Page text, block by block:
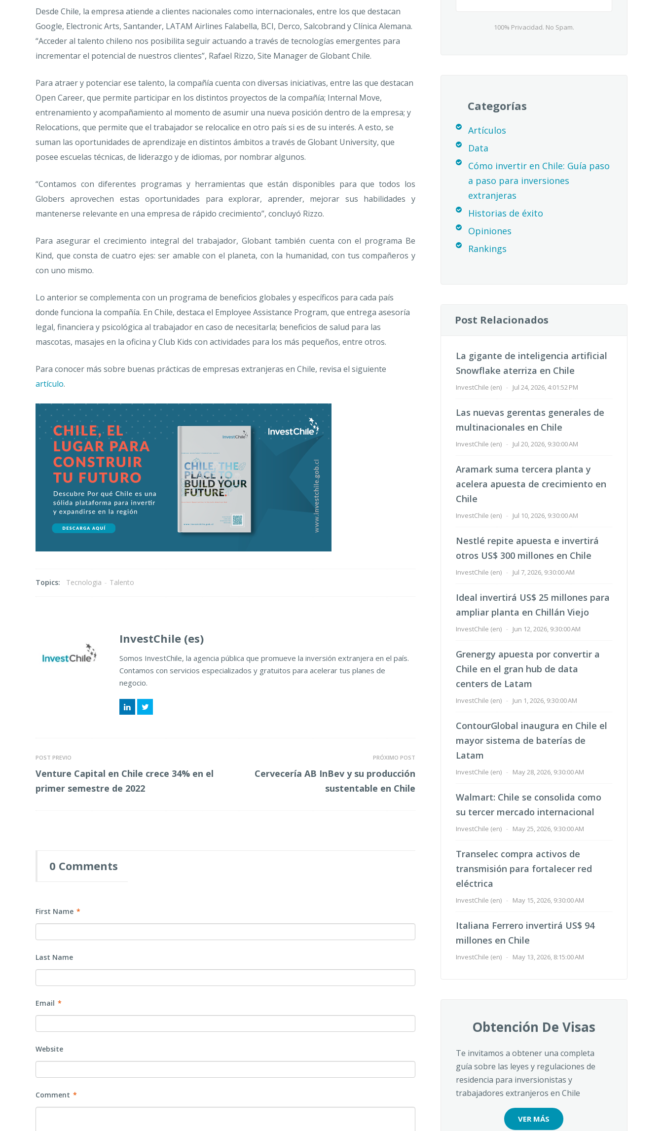
Desde Chile, la empresa atiende a clientes nacionales como internacionales, entre los que destacan
Google, Electronic Arts, Santander, LATAM Airlines Falabella, BCI, Derco, Salcobrand y Clínica Alemana.
“Acceder al talento chileno nos posibilita seguir actuando a través de tecnologías emergentes para
incrementar el potencial de nuestros clientes”, Rafael Rizzo, Site Manager de Globant Chile.
Para atraer y potenciar ese talento, la compañía cuenta con diversas iniciativas, entre las que destacan
Open Career, que permite participar en los distintos proyectos de la compañía; Internal Move,
entrenamiento y acompañamiento al momento de asumir una nueva posición dentro de la empresa; y
Relocations, que permite que el trabajador se relocalice en otro país si es de su interés. A esto, se
suman las oportunidades de aprendizaje en distintos ámbitos a través de Globant University, que
posee escuelas técnicas, de liderazgo y de idiomas, por nombrar algunos.
“Contamos con diferentes programas y herramientas que están disponibles para que todos los
Globers aprovechen estas oportunidades para explorar, aprender, mejorar sus habilidades y
mantenerse relevante en una empresa de rápido crecimiento”, concluyó Rizzo.
Para asegurar el crecimiento integral del trabajador, Globant también cuenta con el programa Be
Kind, que consta de cuatro ejes: ser amable con el planeta, con la humanidad, con tus compañeros y
con uno mismo.
Lo anterior se complementa con un programa de beneficios globales y específicos para cada país
donde funciona la compañía. En Chile, destaca el Employee Assistance Program, que entrega asesoría
legal, financiera y psicológica al trabajador en caso de necesitarla; beneficios de salud para las
mascotas, masajes en la oficina y Club Kids con actividades para los más pequeños, entre otros.
Para conocer más sobre buenas prácticas de empresas extranjeras en Chile, revisa el siguiente
artículo.
Topics: Tecnologia - Talento
InvestChile (es)
Somos InvestChile, la agencia pública que promueve la inversión extranjera en el país.
Contamos con servicios especializados y gratuitos para acelerar tus planes de
negocio.
POST PREVIO
Venture Capital en Chile crece 34% en el
primer semestre de 2022
PRÓXIMO POST
Cervecería AB InBev y su producción
sustentable en Chile
0 Comments
First Name *
Last Name
Email *
Website
Comment *
100% Privacidad. No Spam.
Categorías
Artículos
Data
Cómo invertir en Chile: Guía paso
a paso para inversiones
extranjeras
Historias de éxito
Opiniones
Rankings
Post Relacionados
La gigante de inteligencia artificial
Snowflake aterriza en Chile
InvestChile (en) - Jul 24, 2026, 4:01:52 PM
Las nuevas gerentas generales de
multinacionales en Chile
InvestChile (en) - Jul 20, 2026, 9:30:00 AM
Aramark suma tercera planta y
acelera apuesta de crecimiento en
Chile
InvestChile (en) - Jul 10, 2026, 9:30:00 AM
Nestlé repite apuesta e invertirá
otros US$ 300 millones en Chile
InvestChile (en) - Jul 7, 2026, 9:30:00 AM
Ideal invertirá US$ 25 millones para
ampliar planta en Chillán Viejo
InvestChile (en) - Jun 12, 2026, 9:30:00 AM
Grenergy apuesta por convertir a
Chile en el gran hub de data
centers de Latam
InvestChile (en) - Jun 1, 2026, 9:30:00 AM
ContourGlobal inaugura en Chile el
mayor sistema de baterías de
Latam
InvestChile (en) - May 28, 2026, 9:30:00 AM
Walmart: Chile se consolida como
su tercer mercado internacional
InvestChile (en) - May 25, 2026, 9:30:00 AM
Transelec compra activos de
transmisión para fortalecer red
eléctrica
InvestChile (en) - May 15, 2026, 9:30:00 AM
Italiana Ferrero invertirá US$ 94
millones en Chile
InvestChile (en) - May 13, 2026, 8:15:00 AM
Obtención De Visas
Te invitamos a obtener una completa
guía sobre las leyes y regulaciones de
residencia para inversionistas y
trabajadores extranjeros en Chile
VER MÁS